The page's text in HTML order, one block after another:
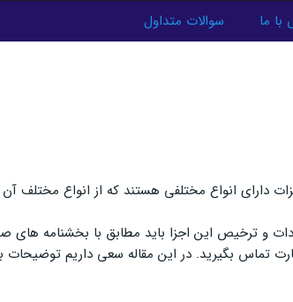
ما سوالات متداول
دارای انواع مختلفی هستند که از انواع مختلف آن
و ترخیص این اجزا باید مطابق با بخشنامه
تماس بگیرید. در این مقاله سعی داریم توضیحات